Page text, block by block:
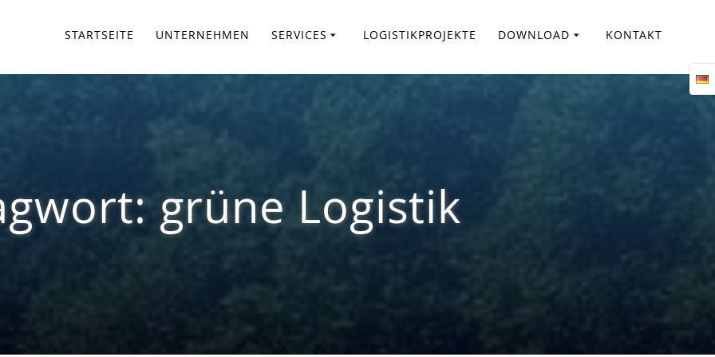
STARTSEITE UNTERNEHMEN SERVICES LOGISTIKPROJEKTE DOWNLOAD KONTAKT
grüne Logistik